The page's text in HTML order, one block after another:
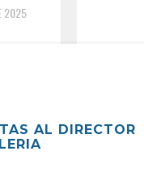
2025
AL DIRECTOR